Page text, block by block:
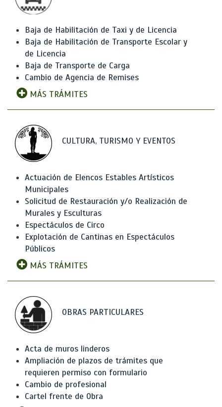
Baja de Habilitación de Taxi y de Licencia
Baja de Habilitación de Transporte Escolar y
de Licencia
Baja de Transporte de Carga
Cambio de Agencia de Remises
MÁS TRÁMITES
CULTURA, TURISMO Y EVENTOS
Actuación de Elencos Estables Artísticos
Municipales
Solicitud de Restauración y/o Realización de
Murales y Esculturas
Espectáculos de Circo
Explotación de Cantinas en Espectáculos
Públicos
MÁS TRÁMITES
OBRAS PARTICULARES
Acta de muros linderos
Ampliación de plazos de trámites que
requieren permiso con formulario
Cambio de profesional
Cartel frente de Obra